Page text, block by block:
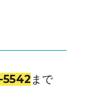
まで